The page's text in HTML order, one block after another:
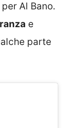
Al Bano.
e
parte